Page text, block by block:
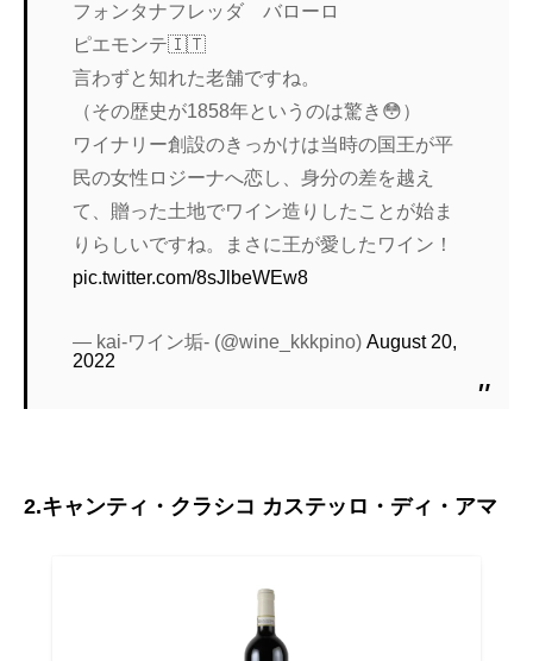
フォンタナフレッダ バローロ
ピエモンテ🇮🇹
言わずと知れた老舗ですね。
（その歴史が1858年というのは驚き😳）
ワイナリー創設のきっかけは当時の国王が平
民の女性ロジーナへ恋し、身分の差を越え
て、贈った土地でワイン造りしたことが始ま
りらしいですね。まさに王が愛したワイン！
pic.twitter.com/8sJlbeWEw8
— kai-ワイン垢- (@wine_kkkpino)August 20,
2022
2.キャンティ・クラシコ カステッロ・ディ・アマ